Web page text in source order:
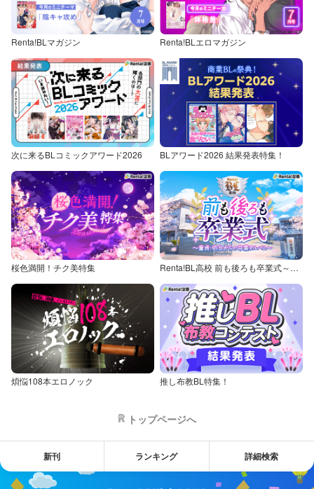
Renta!BLマガジン Renta!BLエロマガジン
次に来るBLコミックアワード2026 BLアワード2026 結果発表特集！
桜色満開！チク美特集 Renta!BL高校 前も後ろも卒業式～童貞・処女からの卒業アルバム～
煩悩108本エロノック 推し布教BL特集！
トップページへ
新刊 ランキング 詳細検索